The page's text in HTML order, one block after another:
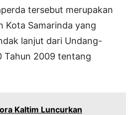
tersebut merupakan
Kota Samarinda yang
lanjut dari Undang-
Tahun 2009 tentang
Kaltim Luncurkan